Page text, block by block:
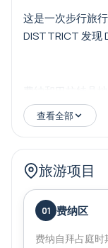
这是一次步行旅
DISTTRICT 发现
费纳和巴拉特县
人、亚美尼亚人
巴拉特地区目前
查看全部
旅游项目
01 费纳区
费纳自拜占庭时